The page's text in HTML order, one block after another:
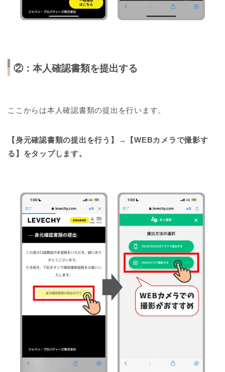
②：本人確認書類を提出する
ここからは本人確認書類の提出を行います。
【身元確認書類の提出を行う】→【WEBカメラで撮影す
る】をタップします。